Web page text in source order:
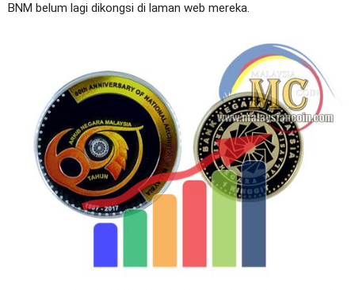
BNM belum lagi dikongsi di laman web mereka.